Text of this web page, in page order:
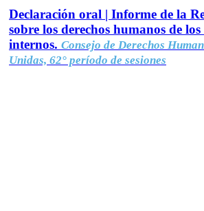
Declaración oral | Informe de la
sobre los derechos humanos de los
internos. Consejo de Derechos
Unidas, 62° período de sesiones